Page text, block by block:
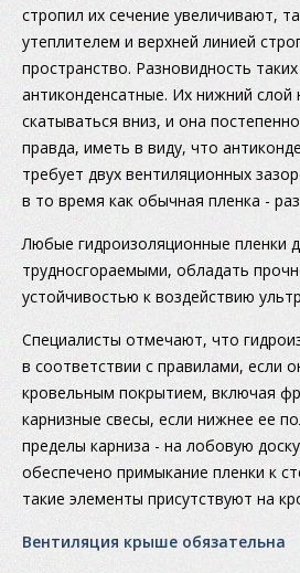
стропил их сечение увеличивают,
утеплителем и верхней линией
пространство. Разновидность
антиконденсатные. Их нижний слой
скатываться вниз, и она
правда, иметь в виду, что
требует двух вентиляционных
в то время как обычная пленка -
Любые гидроизоляционные пленки
трудносгораемыми, обладать
устойчивостью к воздействию
Специалисты отмечают, что
в соответствии с правилами, если
кровельным покрытием, включая
карнизные свесы, если нижнее ее
пределы карниза - на лобовую
обеспечено примыкание пленки к
такие элементы присутствуют на
Вентиляция крыше обязательна